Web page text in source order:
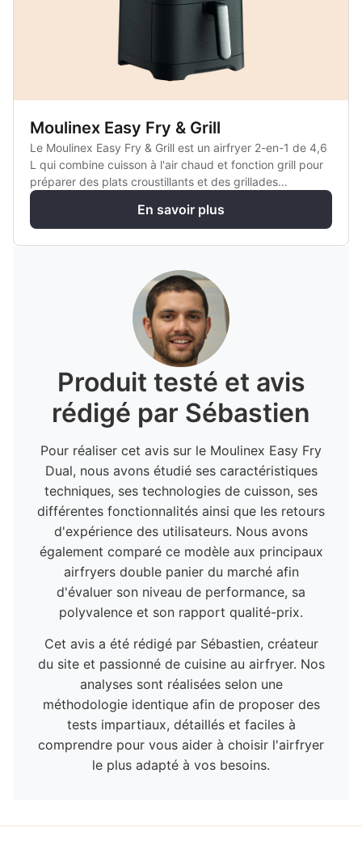
Moulinex Easy Fry & Grill
Le Moulinex Easy Fry & Grill est un airfryer 2-en-1 de 4,6
L qui combine cuisson à l'air chaud et fonction grill pour
préparer des plats croustillants et des grillades
savoureuses.
En savoir plus
Produit testé et avis
rédigé par Sébastien
Pour réaliser cet avis sur le Moulinex Easy Fry
Dual, nous avons étudié ses caractéristiques
techniques, ses technologies de cuisson, ses
différentes fonctionnalités ainsi que les retours
d'expérience des utilisateurs. Nous avons
également comparé ce modèle aux principaux
airfryers double panier du marché afin
d'évaluer son niveau de performance, sa
polyvalence et son rapport qualité-prix.
Cet avis a été rédigé par Sébastien, créateur
du site et passionné de cuisine au airfryer. Nos
analyses sont réalisées selon une
méthodologie identique afin de proposer des
tests impartiaux, détaillés et faciles à
comprendre pour vous aider à choisir l'airfryer
le plus adapté à vos besoins.